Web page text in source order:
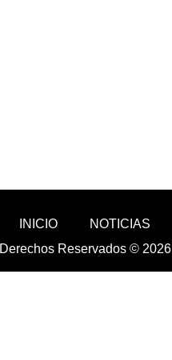
INICIO
NOTICIAS
Derechos Reservados © 2026